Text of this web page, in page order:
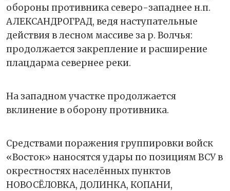
обороны противника северо-западнее н.п.
АЛЕКСАНДРОГРАД, ведя наступательные
действия в лесном массиве за р. Волчья:
продолжается закрепление и расширение
плацдарма севернее реки.
На западном участке продолжается
вклинение в оборону противника.
Средствами поражения группировки войск
«Восток» наносятся удары по позициям ВСУ в
окрестностях населённых пунктов
НОВОСЁЛОВКА, ДОЛИНКА, КОПАНИ,